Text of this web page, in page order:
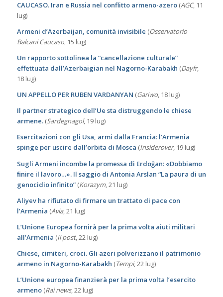
CAUCASO. Iran e Russia nel conflitto armeno-azero(AGC, 11
lug)
Armeni d’Azerbaijan, comunità invisibile (Osservatorio
Balcani Caucaso, 15 lug)
Un rapporto sottolinea la “cancellazione culturale”
effettuata dall’Azerbaigian nel Nagorno-Karabakh (Dayfr,
18 lug)
UN APPELLO PER RUBEN VARDANYAN (Gariwo, 18 lug)
Il partner strategico dell’Ue sta distruggendo le chiese
armene.(Sardegnagol, 19 lug)
Esercitazioni con gli Usa, armi dalla Francia: l’Armenia
spinge per uscire dall’orbita di Mosca (Insiderover, 19 lug)
Sugli Armeni incombe la promessa di Erdoğan: «Dobbiamo
ﬁnire il lavoro…». Il saggio di Antonia Arslan “La paura di un
genocidio infinito”(Korazym, 21 lug)
Aliyev ha rifiutato di firmare un trattato di pace con
l’Armenia (Avia, 21 lug)
L’Unione Europea fornirà per la prima volta aiuti militari
all’Armenia (Il post, 22 lug)
Chiese, cimiteri, croci. Gli azeri polverizzano il patrimonio
armeno in Nagorno-Karabakh (Tempi, 22 lug)
L’Unione europea finanzierà per la prima volta l’esercito
armeno(Rai news, 22 lug)